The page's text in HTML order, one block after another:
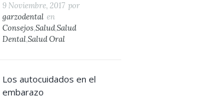
9 Noviembre, 2017 por
garzodental en
Consejos,Salud,Salud
Dental,Salud Oral
Los autocuidados en el
embarazo